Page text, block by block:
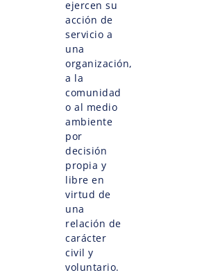
ejercen su
acción de
servicio a
una
organización,
a la
comunidad
o al medio
ambiente
por
decisión
propia y
libre en
virtud de
una
relación de
carácter
civil y
voluntario.